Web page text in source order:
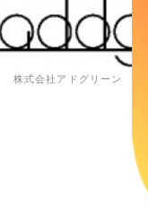
株式会社アドグリーン